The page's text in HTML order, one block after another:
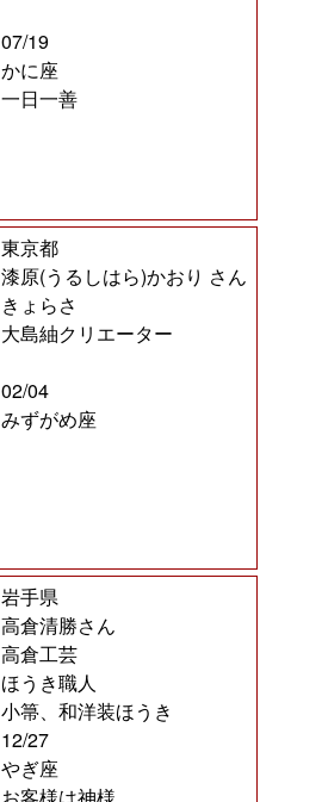
07/19
かに座
一日一善
東京都
漆原(うるしはら)かおり さん
きょらさ
大島紬クリエーター
02/04
みずがめ座
岩手県
高倉清勝さん
高倉工芸
ほうき職人
小箒、和洋装ほうき
12/27
やぎ座